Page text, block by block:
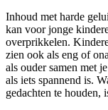
Inhoud met harde
kan voor jonge
overprikkelen.
zien ook als eng of
als ouder samen met
als iets spannend is.
gedachten te houden,